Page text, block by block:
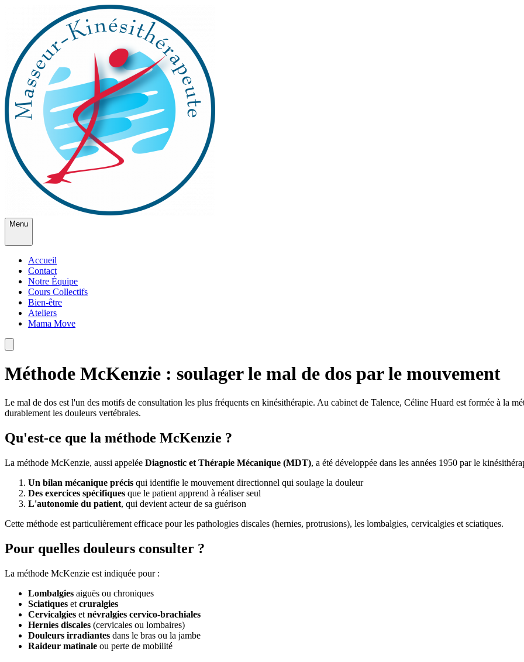
Menu
Accueil
Contact
Notre Équipe
Cours Collectifs
Bien-être
Ateliers
Mama Move
Méthode McKenzie : soulager le mal de dos par le mouvement
Le mal de dos est l'un des motifs de consultation les plus fréquents en kinésithérapie. Au cabinet de Talence, Céline Huard est formée à la
durablement les douleurs vertébrales.
Qu'est-ce que la méthode McKenzie ?
La méthode McKenzie, aussi appelée Diagnostic et Thérapie Mécanique (MDT), a été développée dans les années 1950 par le
Un bilan mécanique précis qui identifie le mouvement directionnel qui soulage la douleur
Des exercices spécifiques que le patient apprend à réaliser seul
L'autonomie du patient, qui devient acteur de sa guérison
Cette méthode est particulièrement efficace pour les pathologies discales (hernies, protrusions), les lombalgies, cervicalgies et sciatiques.
Pour quelles douleurs consulter ?
La méthode McKenzie est indiquée pour :
Lombalgies aiguës ou chroniques
Sciatiques et cruralgies
Cervicalgies et névralgies cervico-brachiales
Hernies discales (cervicales ou lombaires)
Douleurs irradiantes dans le bras ou la jambe
Raideur matinale ou perte de mobilité